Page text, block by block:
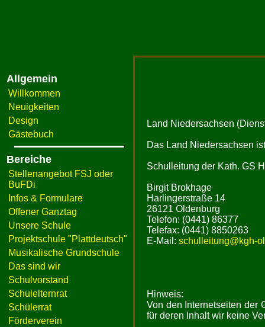
Allgemein
Willkommen
Neuigkeiten
Design
Gästebuch
Bereiche
Stellenangebot FSJ oder
BuFDi
Infos & Formulare
Offener Ganztag
Unsere Schule
Projektschule "Plattdeutsch"
Musikalische Grundschule
Das sind wir
Schulvorstand
Schulelternrat
Schülerrat
Förderverein
Land Niedersachsen
Das Land Niedersachsen
Schulleitung der Kath. GS
Birgit Brokhage
Harlingerstraße 14
26121 Oldenburg
Telefon: (0441) 86377
Telefax: (0441) 8850263
E-Mail: schulleitung@kgh-
Hinweis:
Von den Internetseiten der
für deren Inhalt wir keine